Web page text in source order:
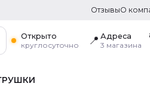
ОтзывыО
Открыто
круглосуточно
📍 Адреса
3 магазина